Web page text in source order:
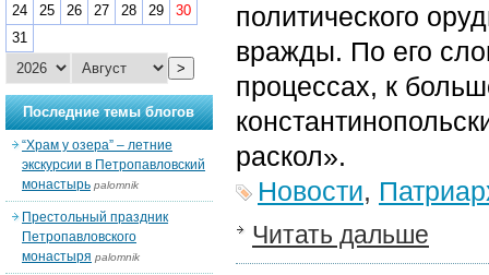
политического
вражды. По его
процессах, к
раскол».
Новости,
Читать дальше
24
25 26 27 28 29
30
31
>
Последние темы блогов
“Храм у озера” – летние
экскурсии в Петропавловский
монастырь palomnik
Престольный праздник
Петропавловского
монастыря palomnik